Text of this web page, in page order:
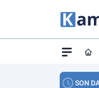
SON
maç özeti ve golleri!